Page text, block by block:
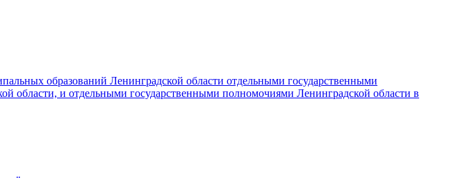
образований Ленинградской области отдельными государственными
области, и отдельными государственными полномочиями Ленинградской области в